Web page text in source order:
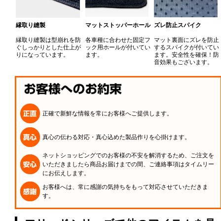
縁取り縫製
縁取り縫製は型崩れを防
ぐしっかりとした仕上が
りになっています。
マットストッパーホール
各車種に合わせた固定フ
ック用ホールが付いてい
ます。
ズレ防止スパイク
マット裏面にズレを防止
するスパイクが付いてい
ます。安全性を確保！防
音効果もございます。
正確で新鮮な情報を常にお客様へご提供します。
真心の伝わる対応・真心込めた製品作りを心掛けます。
ネットショッピングでのお客様の不安を解消するため、ご注文を
いただきましたら商品お届けまでの間、ご連絡事項はタイムリー
にお伝えします。
お客様へは、常に感謝の気持ちをもって対応させていただきま
す。